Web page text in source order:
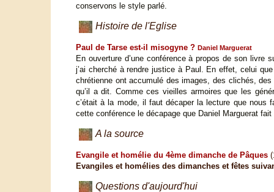
conservons le style parlé.
Histoire de l'Eglise
Paul de Tarse est-il misogyne ? Daniel Marguerat
En ouverture d’une conférence à propos de son livre
j’ai cherché à rendre justice à Paul. En effet, celui
chrétienne ont accumulé des images, des clichés,
qu’il a dit. Comme ces vieilles armoires que les
c’était à la mode, il faut décaper la lecture que nous
cette conférence le décapage que Daniel Marguerat
A la source
Evangile et homélie du 4ème dimanche de Pâques
Evangiles et homélies des dimanches et fêtes
Questions d'aujourd'hui